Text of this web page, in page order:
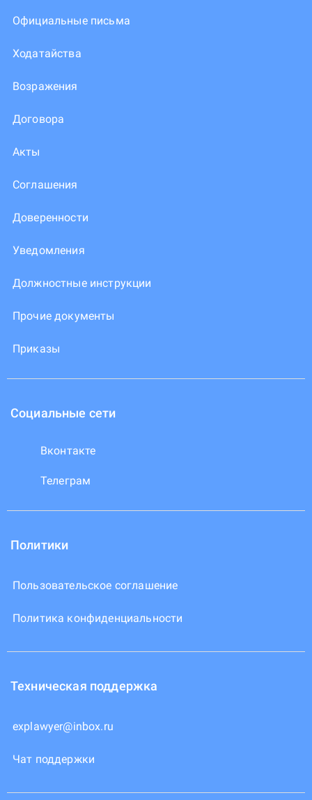
Официальные письма
Ходатайства
Возражения
Договора
Акты
Соглашения
Доверенности
Уведомления
Должностные инструкции
Прочие документы
Приказы
Социальные сети
Вконтакте
Телеграм
Политики
Пользовательское соглашение
Политика конфиденциальности
Техническая поддержка
explawyer@inbox.ru
Чат поддержки